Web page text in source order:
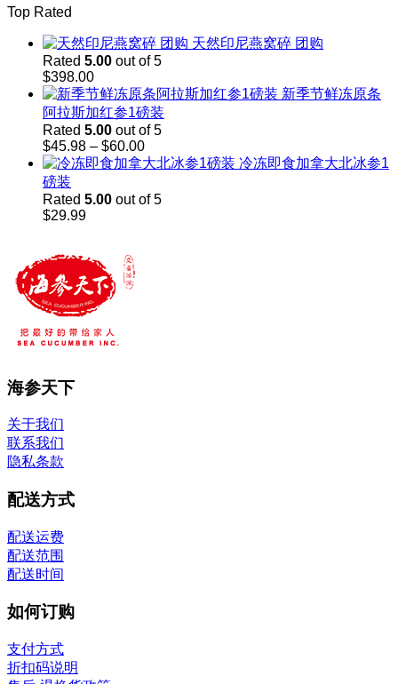
Top Rated
天然印尼燕窝碎 团购
Rated 5.00 out of 5
$398.00
新季节鲜冻原条
阿拉斯加红参1磅装
Rated 5.00 out of 5
$45.98 – $60.00Price
range:
through
$60.00
冷冻即食加拿大北冰参1
磅装
Rated 5.00 out of 5
$29.99
海参天下
关于我们
联系我们
隐私条款
配送方式
配送运费
配送范围
配送时间
如何订购
支付方式
折扣码说明